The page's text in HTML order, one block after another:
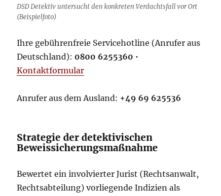
DSD Detektiv untersucht den konkreten Verdachtsfall vor Ort
(Beispielfoto)
Ihre gebührenfreie Servicehotline (Anrufer aus
Deutschland): 0800 6255360 •
Kontaktformular
Anrufer aus dem Ausland: +49 69 625536
Strategie der detektivischen
Beweissicherungsmaßnahme
Bewertet ein involvierter Jurist (Rechtsanwalt,
Rechtsabteilung) vorliegende Indizien als